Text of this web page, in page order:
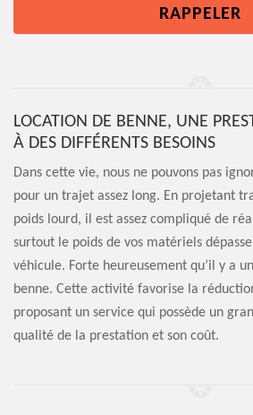
LOCATION DE BENNE, UNE
À DES DIFFÉRENTS BESOINS
Dans cette vie, nous ne pouvons pas
pour un trajet assez long. En projetant
poids lourd, il est assez compliqué de
surtout le poids de vos matériels
véhicule. Forte heureusement qu’il y a
benne. Cette activité favorise la
proposant un service qui possède un
qualité de la prestation et son coût.